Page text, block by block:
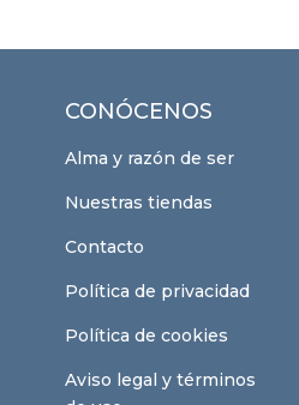
CONÓCENOS
Alma y razón de ser
Nuestras tiendas
Contacto
Política de privacidad
Política de cookies
Aviso legal y términos